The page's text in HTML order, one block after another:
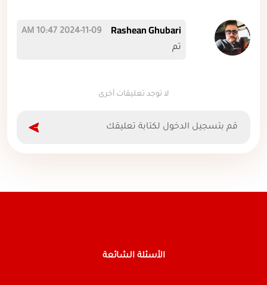
Rashean Ghubari
2024-11-09 10:47 AM
تم
لا توجد تعليقات أخرى
الأسئلة الشائعة